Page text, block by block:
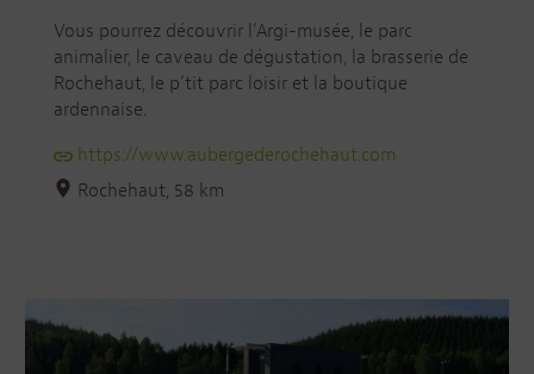
Vous pourrez découvrir l’Argi-musée, le parc
animalier, le caveau de dégustation, la brasserie de
Rochehaut, le p’tit parc loisir et la boutique
ardennaise.
https://www.aubergederochehaut.com
Rochehaut, 58 km